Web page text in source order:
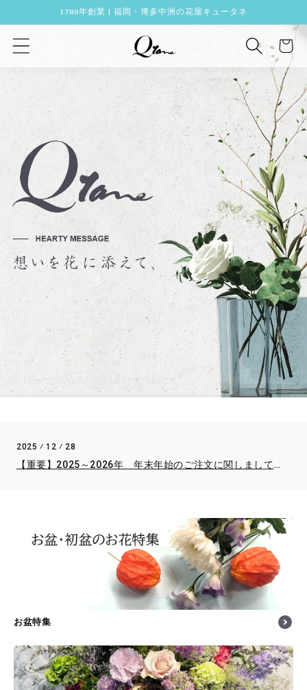
進む
1780年創業 | 福岡・博多中洲の花屋キュータネ
カ
ー
ト
2025 ⁄ 12 ⁄ 28
【重要】2025～2026年 年末年始のご注文に関しまして※必ずご一読ください
お盆特集